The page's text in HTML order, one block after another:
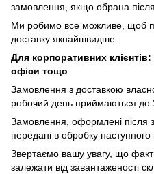
замовлення, якщо обрана
Ми робимо все можливе, щоб
доставку якнайшвидше.
Для корпоративних
офіси тощо
Замовлення з доставкою
робочий день приймаються до
Замовлення, оформлені після
передані в обробку наступного
Звертаємо вашу увагу, що
залежати від завантаженості